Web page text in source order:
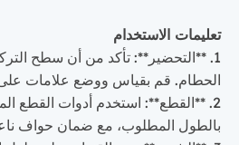
تعليمات الاستخدام
1. **التحضير**: تأكد من أن سطح
الحطام. قم بقياس ووضع علامات
2. **القطع**: استخدم أدوات القطع
بالطول المطلوب، مع ضمان حواف